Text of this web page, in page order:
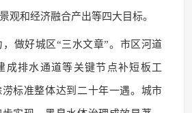
观和经济融合产出等四大目标。
，做好城区“三水文章”。市区河道
成排水通道等关键节点补短板工
标准整体达到二十年一遇。城市